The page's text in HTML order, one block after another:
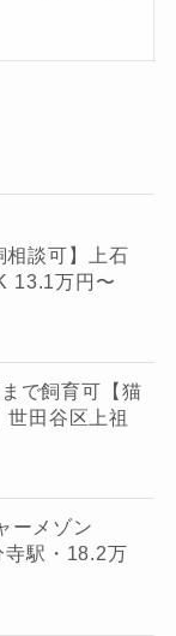
相談可】上石
13.1万円〜
で飼育可【猫
田谷区上祖
ーメゾン
寺駅・18.2万